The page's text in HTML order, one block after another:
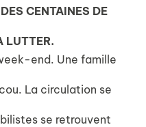
CENTAINES DE
LUTTER.
end. Une famille
La circulation se
se retrouvent